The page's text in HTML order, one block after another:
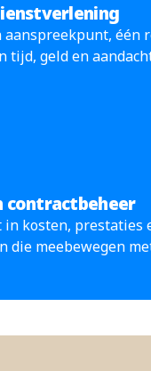
aanspreekpunt, één
tijd, geld en
contractbeheer
kosten, prestaties
die meebewegen